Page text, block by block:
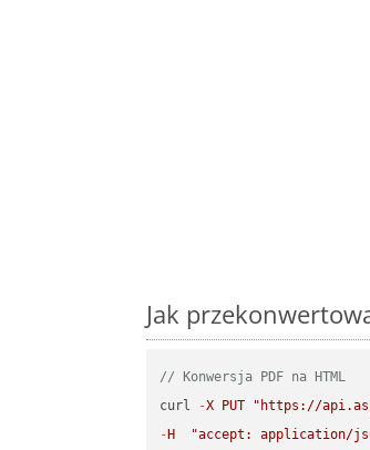
Jak
// Konwersja PDF na HTML
curl
-X PUT
"https://
- H
"accept: application/